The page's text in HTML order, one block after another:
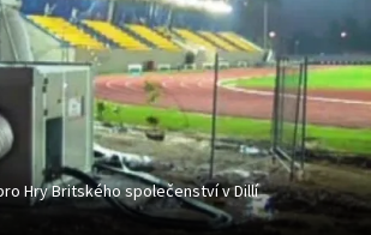
Hry Britského společenství v Dillí